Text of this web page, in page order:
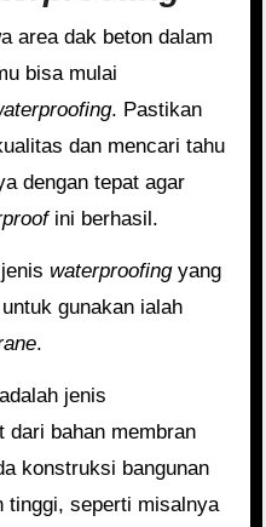
area dak beton dalam
bisa mulai
. Pastikan
dan mencari tahu
dengan tepat agar
ini berhasil.
waterproofing yang
gunakan ialah
.
adalah jenis
bahan membran
konstruksi bangunan
tinggi, seperti misalnya